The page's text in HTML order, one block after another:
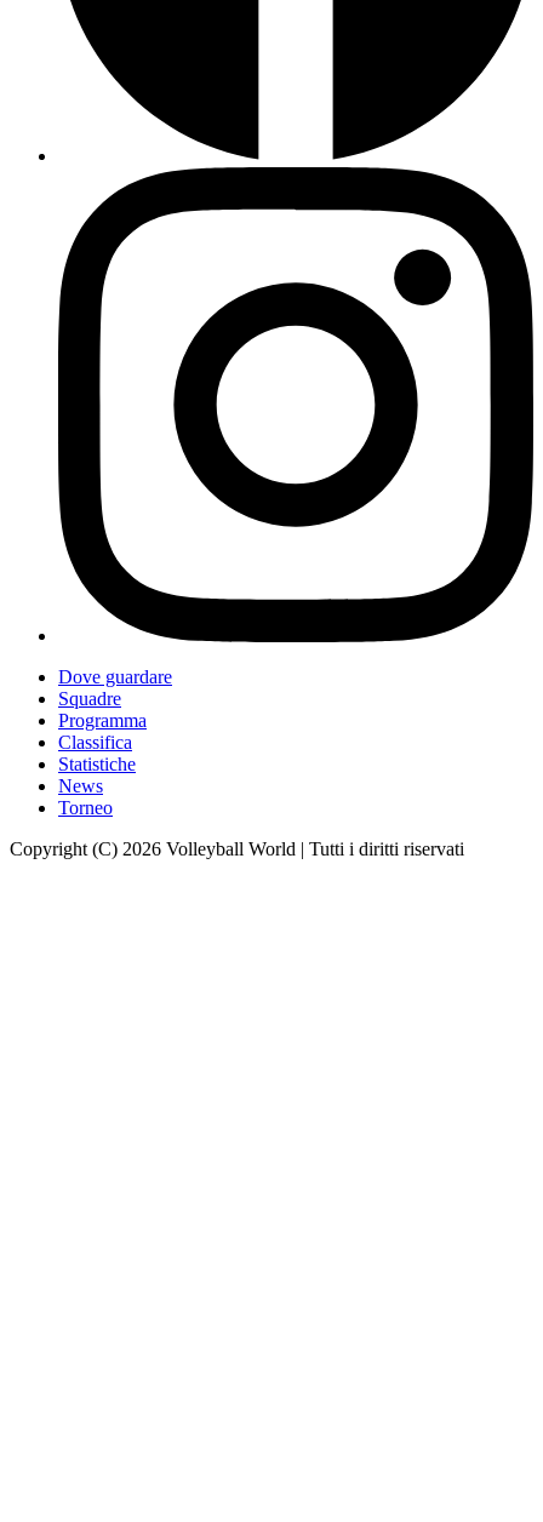
Dove guardare
Squadre
Programma
Classifica
Statistiche
News
Torneo
Copyright (C) 2026 Volleyball World | Tutti i diritti riservati